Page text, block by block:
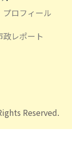
プロフィール
政レポート
Reserved.